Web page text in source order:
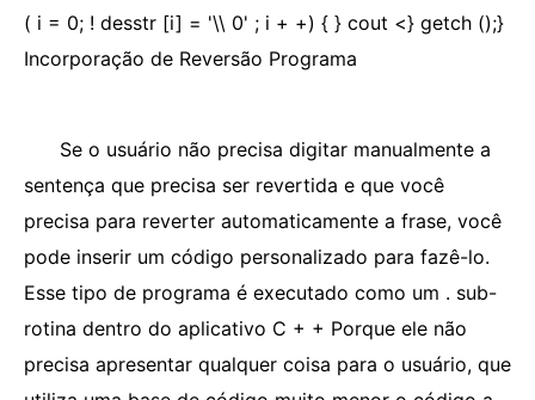
( i = 0; ! desstr [i] = '\\ 0' ; i + +) { } cout <} getch ();}
Incorporação de Reversão Programa
Se o usuário não precisa digitar manualmente a
sentença que precisa ser revertida e que você
precisa para reverter automaticamente a frase, você
pode inserir um código personalizado para fazê-lo.
Esse tipo de programa é executado como um . sub-
rotina dentro do aplicativo C + + Porque ele não
precisa apresentar qualquer coisa para o usuário, que